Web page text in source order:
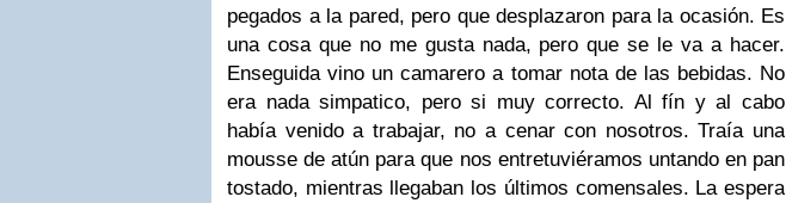
pegados a la pared, pero que desplazaron para la ocasión. Es
una cosa que no me gusta nada, pero que se le va a hacer.
Enseguida vino un camarero a tomar nota de las bebidas. No
era nada simpatico, pero si muy correcto. Al fín y al cabo
había venido a trabajar, no a cenar con nosotros. Traía una
mousse de atún para que nos entretuviéramos untando en pan
tostado, mientras llegaban los últimos comensales. La espera